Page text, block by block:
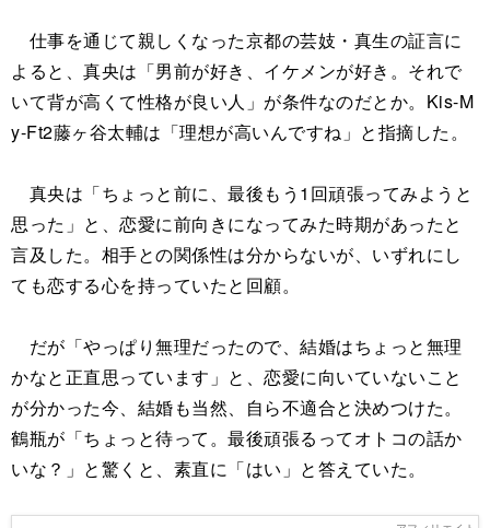
仕事を通じて親しくなった京都の芸妓・真生の証言に
よると、真央は「男前が好き、イケメンが好き。それで
いて背が高くて性格が良い人」が条件なのだとか。Kis-M
y-Ft2藤ヶ谷太輔は「理想が高いんですね」と指摘した。
真央は「ちょっと前に、最後もう1回頑張ってみようと
思った」と、恋愛に前向きになってみた時期があったと
言及した。相手との関係性は分からないが、いずれにし
ても恋する心を持っていたと回顧。
だが「やっぱり無理だったので、結婚はちょっと無理
かなと正直思っています」と、恋愛に向いていないこと
が分かった今、結婚も当然、自ら不適合と決めつけた。
鶴瓶が「ちょっと待って。最後頑張るってオトコの話か
いな？」と驚くと、素直に「はい」と答えていた。